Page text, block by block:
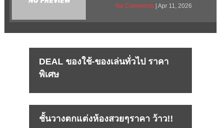
No Comments| Apr 11, 2026
DEAL ของใช้-ของเล่นทั่วไป ราคา
พิเศษ
ชั้นวางตกแต่งห้องสวยๆราคา ว้าว!!